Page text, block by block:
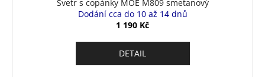
Svetr s copánky MOE M809 smetanový
Dodání cca do 10 až 14 dnů
1 190 Kč
DETAIL